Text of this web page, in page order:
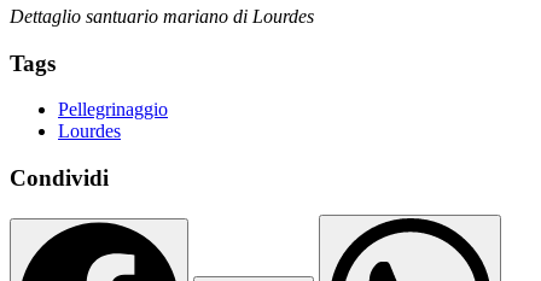
Dettaglio santuario mariano di Lourdes
Tags
Pellegrinaggio
Lourdes
Condividi